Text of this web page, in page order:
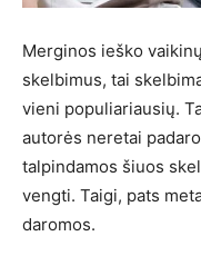
Merginos ieško
skelbimus, tai
vieni populiariausių.
autorės neretai
talpindamos šiuos
vengti. Taigi, pats
daromos.